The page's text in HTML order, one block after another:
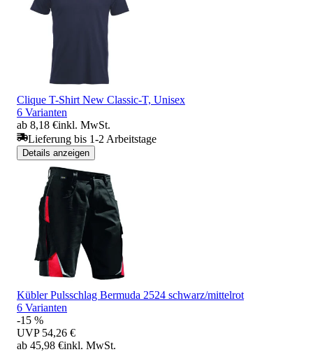
Clique T-Shirt New Classic-T, Unisex
6 Varianten
ab 8,18 €inkl. MwSt.
Lieferung bis 1-2 Arbeitstage
Details anzeigen
Kübler Pulsschlag Bermuda 2524 schwarz/mittelrot
6 Varianten
-15 %
UVP 54,26 €
ab 45,98 €inkl. MwSt.